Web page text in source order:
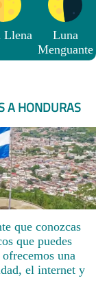
Llena
Luna
Menguante
A HONDURAS
que conozcas
que puedes
una
el internet y